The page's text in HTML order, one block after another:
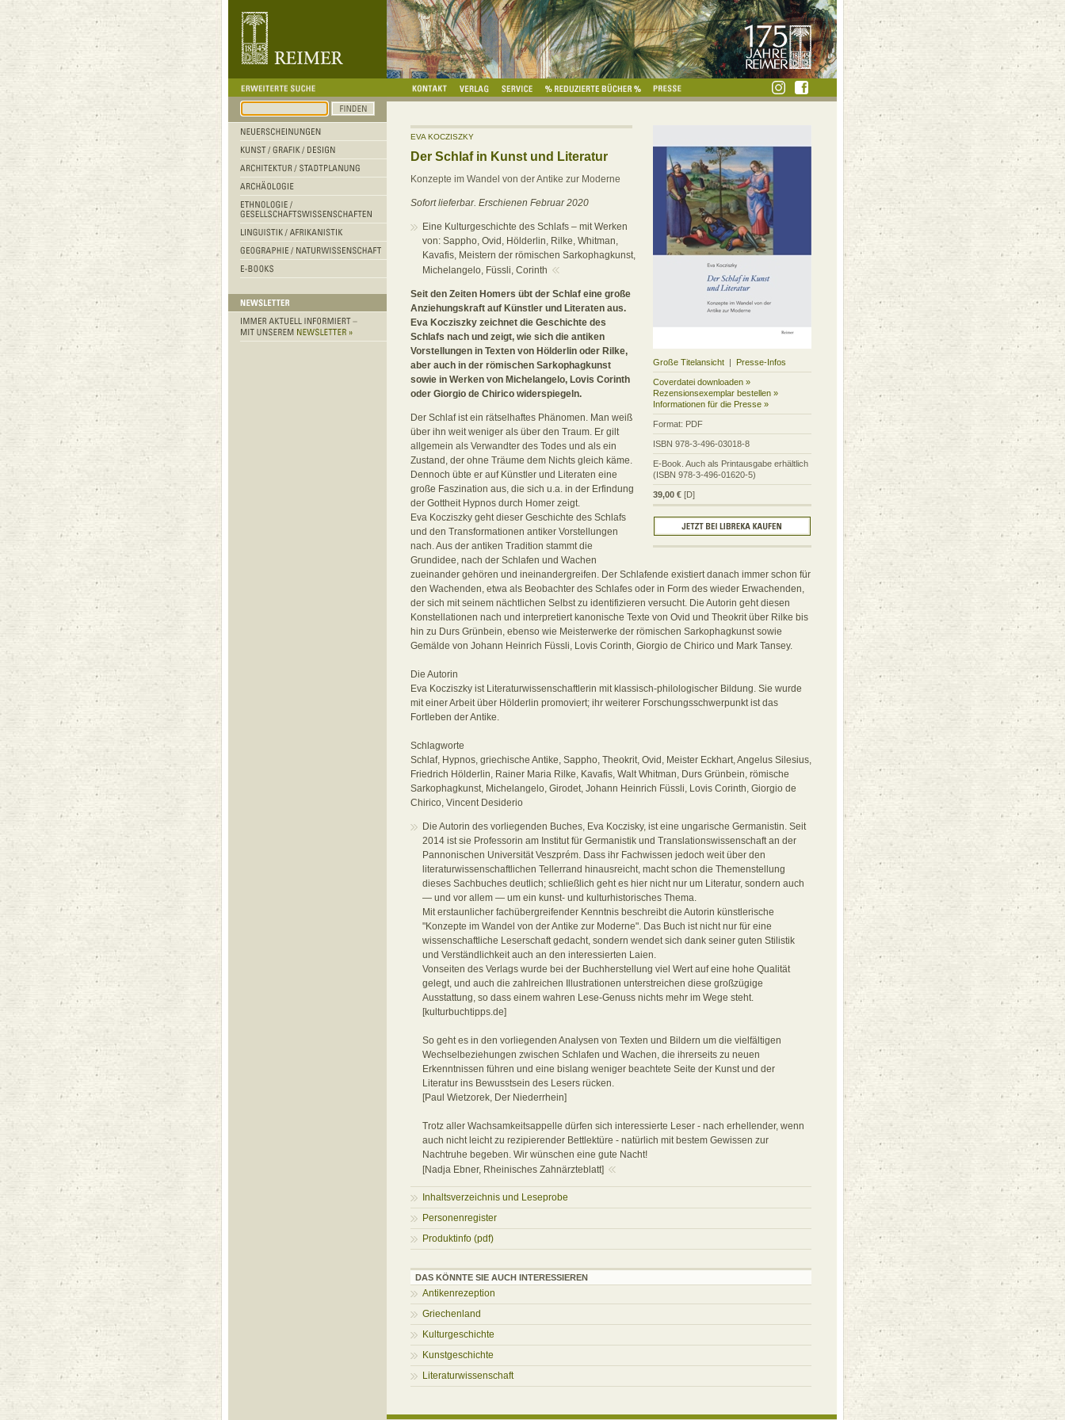
Große Titelansicht | Presse-Infos
Coverdatei downloaden »
Rezensionsexemplar bestellen »
Informationen für die Presse »
Format: PDF
ISBN 978-3-496-03018-8
E-Book. Auch als Printausgabe erhältlich
(ISBN 978-3-496-01620-5)
39,00 € [D]
EVA KOCZISZKY
Der Schlaf in Kunst und Literatur
Konzepte im Wandel von der Antike zur Moderne
Sofort lieferbar. Erschienen Februar 2020
Eine Kulturgeschichte des Schlafs – mit Werken
von: Sappho, Ovid, Hölderlin, Rilke, Whitman,
Kavafis, Meistern der römischen Sarkophagkunst,
Michelangelo, Füssli, Corinth
Seit den Zeiten Homers übt der Schlaf eine große
Anziehungskraft auf Künstler und Literaten aus.
Eva Kocziszky zeichnet die Geschichte des
Schlafs nach und zeigt, wie sich die antiken
Vorstellungen in Texten von Hölderlin oder Rilke,
aber auch in der römischen Sarkophagkunst
sowie in Werken von Michelangelo, Lovis Corinth
oder Giorgio de Chirico widerspiegeln.
Der Schlaf ist ein rätselhaftes Phänomen. Man weiß
über ihn weit weniger als über den Traum. Er gilt
allgemein als Verwandter des Todes und als ein
Zustand, der ohne Träume dem Nichts gleich käme.
Dennoch übte er auf Künstler und Literaten eine
große Faszination aus, die sich u.a. in der Erfindung
der Gottheit Hypnos durch Homer zeigt.
Eva Kocziszky geht dieser Geschichte des Schlafs
und den Transformationen antiker Vorstellungen
nach. Aus der antiken Tradition stammt die
Grundidee, nach der Schlafen und Wachen
zueinander gehören und ineinandergreifen. Der Schlafende existiert danach immer schon für
den Wachenden, etwa als Beobachter des Schlafes oder in Form des wieder Erwachenden,
der sich mit seinem nächtlichen Selbst zu identifizieren versucht. Die Autorin geht diesen
Konstellationen nach und interpretiert kanonische Texte von Ovid und Theokrit über Rilke bis
hin zu Durs Grünbein, ebenso wie Meisterwerke der römischen Sarkophagkunst sowie
Gemälde von Johann Heinrich Füssli, Lovis Corinth, Giorgio de Chirico und Mark Tansey.
Die Autorin
Eva Kocziszky ist Literaturwissenschaftlerin mit klassisch-philologischer Bildung. Sie wurde
mit einer Arbeit über Hölderlin promoviert; ihr weiterer Forschungsschwerpunkt ist das
Fortleben der Antike.
Schlagworte
Schlaf, Hypnos, griechische Antike, Sappho, Theokrit, Ovid, Meister Eckhart, Angelus Silesius,
Friedrich Hölderlin, Rainer Maria Rilke, Kavafis, Walt Whitman, Durs Grünbein, römische
Sarkophagkunst, Michelangelo, Girodet, Johann Heinrich Füssli, Lovis Corinth, Giorgio de
Chirico, Vincent Desiderio
Die Autorin des vorliegenden Buches, Eva Koczisky, ist eine ungarische Germanistin. Seit
2014 ist sie Professorin am Institut für Germanistik und Translationswissenschaft an der
Pannonischen Universität Veszprém. Dass ihr Fachwissen jedoch weit über den
literaturwissenschaftlichen Tellerrand hinausreicht, macht schon die Themenstellung
dieses Sachbuches deutlich; schließlich geht es hier nicht nur um Literatur, sondern auch
— und vor allem — um ein kunst- und kulturhistorisches Thema.
Mit erstaunlicher fachübergreifender Kenntnis beschreibt die Autorin künstlerische
"Konzepte im Wandel von der Antike zur Moderne". Das Buch ist nicht nur für eine
wissenschaftliche Leserschaft gedacht, sondern wendet sich dank seiner guten Stilistik
und Verständlichkeit auch an den interessierten Laien.
Vonseiten des Verlags wurde bei der Buchherstellung viel Wert auf eine hohe Qualität
gelegt, und auch die zahlreichen Illustrationen unterstreichen diese großzügige
Ausstattung, so dass einem wahren Lese-Genuss nichts mehr im Wege steht.
[kulturbuchtipps.de]
So geht es in den vorliegenden Analysen von Texten und Bildern um die vielfältigen
Wechselbeziehungen zwischen Schlafen und Wachen, die ihrerseits zu neuen
Erkenntnissen führen und eine bislang weniger beachtete Seite der Kunst und der
Literatur ins Bewusstsein des Lesers rücken.
[Paul Wietzorek, Der Niederrhein]
Trotz aller Wachsamkeitsappelle dürfen sich interessierte Leser - nach erhellender, wenn
auch nicht leicht zu rezipierender Bettlektüre - natürlich mit bestem Gewissen zur
Nachtruhe begeben. Wir wünschen eine gute Nacht!
[Nadja Ebner, Rheinisches Zahnärzteblatt]
Inhaltsverzeichnis und Leseprobe
Personenregister
Produktinfo (pdf)
DAS KÖNNTE SIE AUCH INTERESSIEREN
Antikenrezeption
Griechenland
Kulturgeschichte
Kunstgeschichte
Literaturwissenschaft